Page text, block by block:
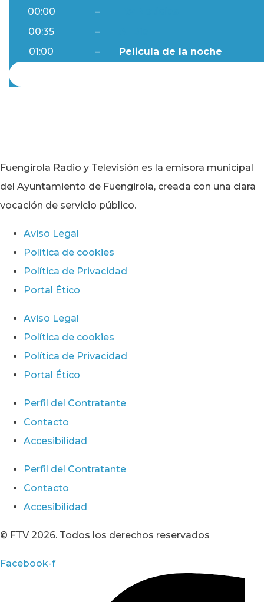
00:00 –
00:35
–
01:00
– Pelicula de la noche
Fuengirola Radio y Televisión es la emisora municipal
del Ayuntamiento de Fuengirola, creada con una clara
vocación de servicio público.
Aviso Legal
Política de cookies
Política de Privacidad
Portal Ético
Aviso Legal
Política de cookies
Política de Privacidad
Portal Ético
Perfil del Contratante
Contacto
Accesibilidad
Perfil del Contratante
Contacto
Accesibilidad
© FTV 2026. Todos los derechos reservados
Facebook-f